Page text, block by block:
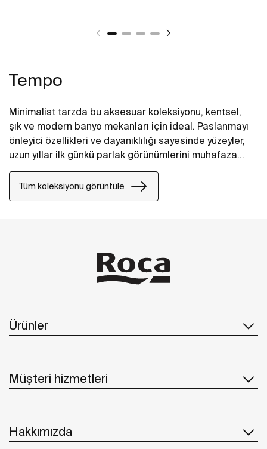
Tempo
Minimalist tarzda bu aksesuar koleksiyonu, kentsel,
şık ve modern banyo mekanları için ideal. Paslanmayı
önleyici özellikleri ve dayanıklılığı sayesinde yüzeyler,
uzun yıllar ilk günkü parlak görünümlerini muhafaza
ediyor. Ürün ile birlikte gelen montaj seti ile
aksesuarlar kolayca vidalarla duvara sabitlenebiliyor.
Tüm koleksiyonu görüntüle
Ürünler
Müşteri hizmetleri
Hakkımızda